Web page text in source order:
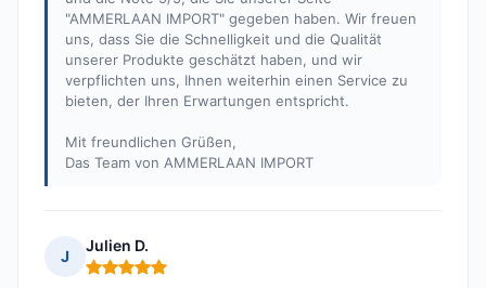
"AMMERLAAN IMPORT" gegeben haben. Wir freuen
uns, dass Sie die Schnelligkeit und die Qualität
unserer Produkte geschätzt haben, und wir
verpflichten uns, Ihnen weiterhin einen Service zu
bieten, der Ihren Erwartungen entspricht.
Mit freundlichen Grüßen,
Das Team von AMMERLAAN IMPORT
J
Julien D.
Hinweis: 5 von 5